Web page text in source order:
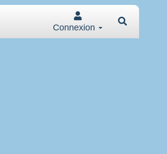
Connexion